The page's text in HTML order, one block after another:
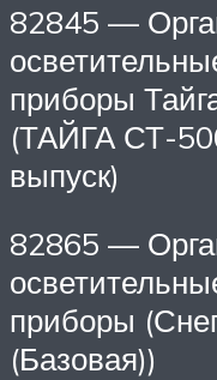
82845 —
приборы
(ТАЙГА СТ-
выпуск)
82865 —
приборы
(Базовая))